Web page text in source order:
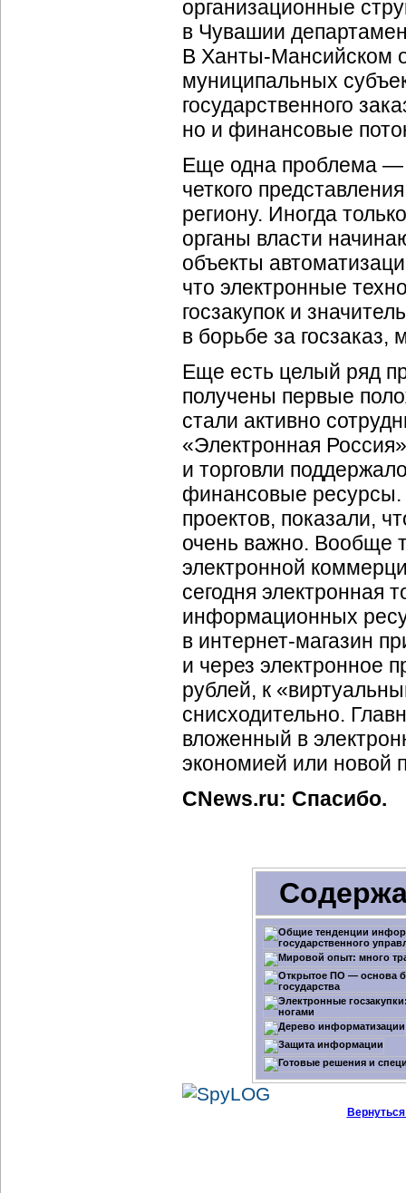
организационные
в Чувашии
В Ханты-Мансийском
муниципальных
государственного
но и финансовые
Еще одна проблема —
четкого
региону. Иногда
органы власти
объекты
что электронные
госзакупок и
в борьбе за госзаказ,
Еще есть целый ряд
получены первые
стали активно
«Электронная
и торговли
финансовые ресурсы.
проектов, показали,
очень важно. Вообще
электронной
сегодня электронная
информационных
в интернет-магазин
и через электронное
рублей, к
снисходительно.
вложенный в
экономией или новой
CNews.ru: Спасибо.